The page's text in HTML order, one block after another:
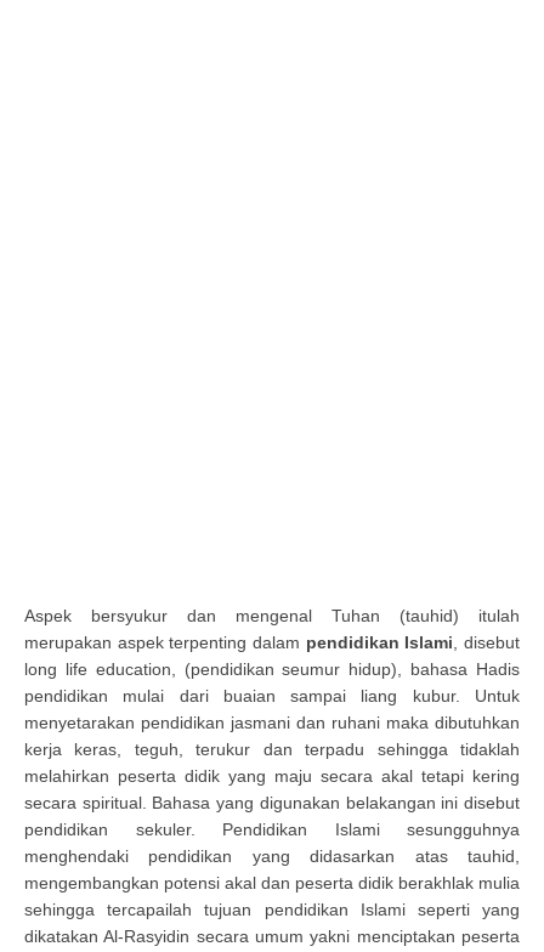
Aspek bersyukur dan mengenal Tuhan (tauhid) itulah
merupakan aspek terpenting dalam pendidikan Islami , disebut
long life education, (pendidikan seumur hidup), bahasa Hadis
pendidikan mulai dari buaian sampai liang kubur. Untuk
menyetarakan pendidikan jasmani dan ruhani maka dibutuhkan
kerja keras, teguh, terukur dan terpadu sehingga tidaklah
melahirkan peserta didik yang maju secara akal tetapi kering
secara spiritual. Bahasa yang digunakan belakangan ini disebut
pendidikan sekuler. Pendidikan Islami sesungguhnya
menghendaki pendidikan yang didasarkan atas tauhid,
mengembangkan potensi akal dan peserta didik berakhlak mulia
sehingga tercapailah tujuan pendidikan Islami seperti yang
dikatakan Al-Rasyidin secara umum yakni menciptakan peserta